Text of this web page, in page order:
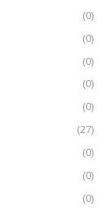
(0)
(0)
(0)
(0)
(0)
(27)
(0)
(0)
(0)